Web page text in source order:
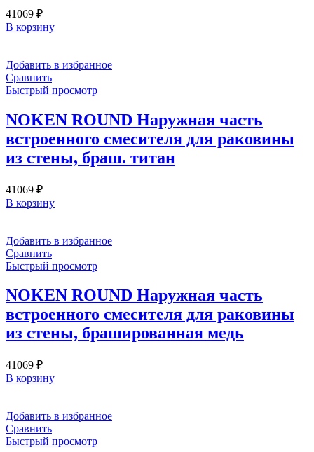
41069 ₽
В корзину
Добавить в избранное
Сравнить
Быстрый просмотр
NOKEN ROUND Наружная часть
встроенного смесителя для раковины
из стены, браш. титан
41069 ₽
В корзину
Добавить в избранное
Сравнить
Быстрый просмотр
NOKEN ROUND Наружная часть
встроенного смесителя для раковины
из стены, брашированная медь
41069 ₽
В корзину
Добавить в избранное
Сравнить
Быстрый просмотр